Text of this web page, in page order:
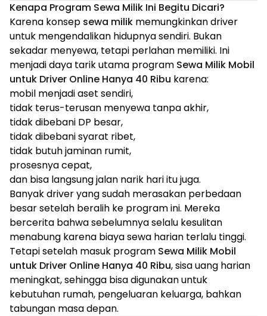
Kenapa Program Sewa Milik Ini Begitu Dicari?
Karena konsep sewa milik memungkinkan driver
untuk mengendalikan hidupnya sendiri. Bukan
sekadar menyewa, tetapi perlahan memiliki. Ini
menjadi daya tarik utama program Sewa Milik Mobil
untuk Driver Online Hanya 40 Ribu karena:
mobil menjadi aset sendiri,
tidak terus-terusan menyewa tanpa akhir,
tidak dibebani DP besar,
tidak dibebani syarat ribet,
tidak butuh jaminan rumit,
prosesnya cepat,
dan bisa langsung jalan narik hari itu juga.
Banyak driver yang sudah merasakan perbedaan
besar setelah beralih ke program ini. Mereka
bercerita bahwa sebelumnya selalu kesulitan
menabung karena biaya sewa harian terlalu tinggi.
Tetapi setelah masuk program Sewa Milik Mobil
untuk Driver Online Hanya 40 Ribu, sisa uang harian
meningkat, sehingga bisa digunakan untuk
kebutuhan rumah, pengeluaran keluarga, bahkan
tabungan masa depan.